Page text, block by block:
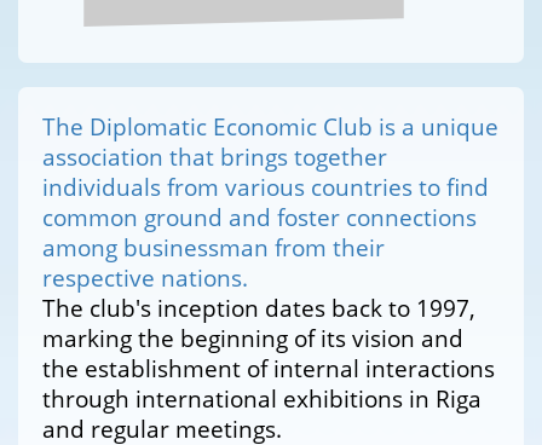
The Diplomatic Economic Club is a unique
association that brings together
individuals from various countries to find
common ground and foster connections
among businessman from their
respective nations.
The club's inception dates back to 1997,
marking the beginning of its vision and
the establishment of internal interactions
through international exhibitions in Riga
and regular meetings.